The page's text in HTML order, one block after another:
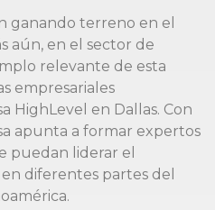
ganando terreno en el
aún, en el sector de
relevante de esta
empresariales
HighLevel en Dallas. Con
apunta a formar expertos
puedan liderar el
diferentes partes del